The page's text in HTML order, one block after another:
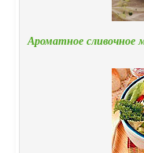
Ароматное сливочное